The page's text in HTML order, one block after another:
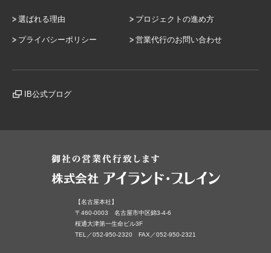
選ばれる理由 プロジェクトの進め方
プライバシーポリシー 営業代行のお問い合わせ
IB公式ブログ
【名古屋本社】
〒460-0003 名古屋市中区錦3-4-6
桜通大津第一生命ビル3F
TEL／052-950-2320 FAX／052-950-2321